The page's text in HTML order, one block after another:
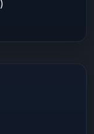
Tipi Kapalı